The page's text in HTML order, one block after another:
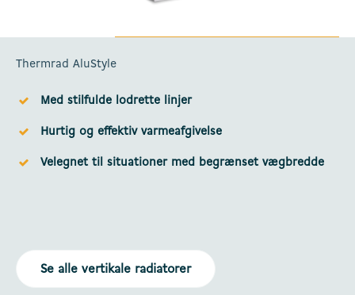
Thermrad AluStyle
Med stilfulde lodrette linjer
Hurtig og effektiv varmeafgivelse
Velegnet til situationer med begrænset vægbredde
Se alle vertikale radiatorer